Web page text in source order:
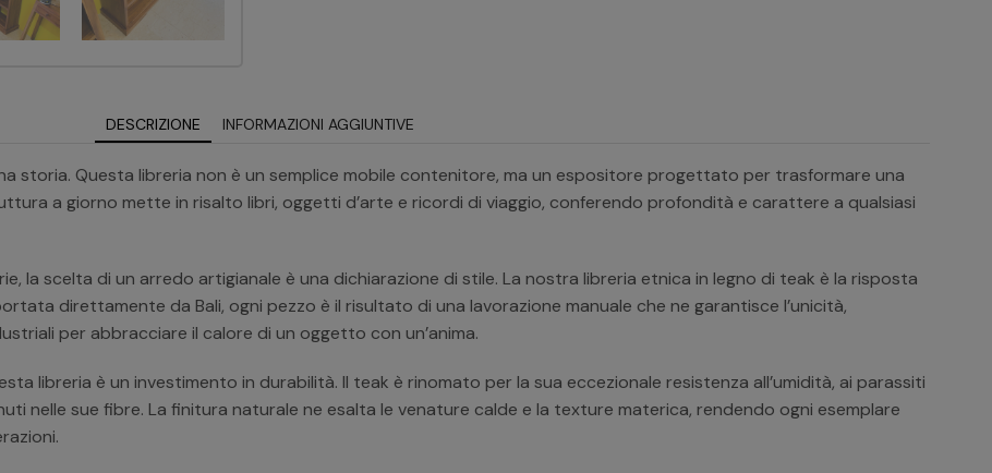
DESCRIZIONE INFORMAZIONI AGGIUNTIVE
storia. Questa libreria non è un semplice mobile contenitore, ma un espositore progettato per trasformare una
a giorno mette in risalto libri, oggetti d’arte e ricordi di viaggio, conferendo profondità e carattere a qualsiasi
la scelta di un arredo artigianale è una dichiarazione di stile. La nostra libreria etnica in legno di teak è la risposta
direttamente da Bali, ogni pezzo è il risultato di una lavorazione manuale che ne garantisce l’unicità,
per abbracciare il calore di un oggetto con un’anima.
libreria è un investimento in durabilità. Il teak è rinomato per la sua eccezionale resistenza all’umidità, ai parassiti
nelle sue fibre. La finitura naturale ne esalta le venature calde e la texture materica, rendendo ogni esemplare